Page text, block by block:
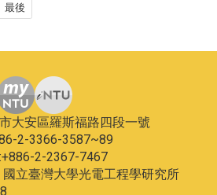
最後
大安區羅斯福路四段一號
2-3366-3587~89
2-2367-7467
立臺灣大學光電工程學研究所